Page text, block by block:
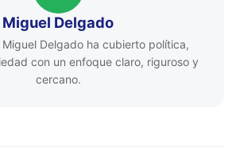
Miguel Delgado
Miguel Delgado ha cubierto política,
con un enfoque claro, riguroso y
cercano.